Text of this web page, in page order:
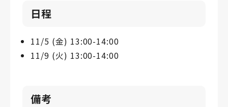
日程
11/5 (金) 13:00-14:00
11/9 (火) 13:00-14:00
備考